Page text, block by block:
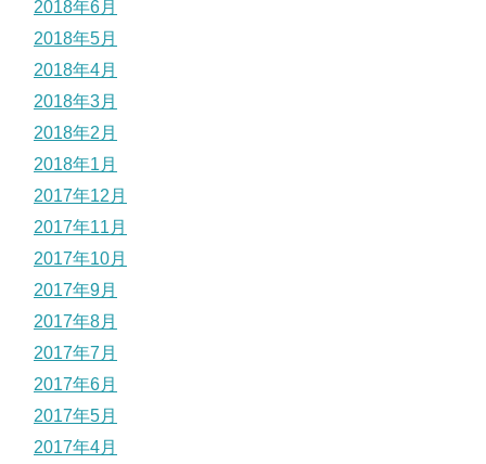
2018年6月
2018年5月
2018年4月
2018年3月
2018年2月
2018年1月
2017年12月
2017年11月
2017年10月
2017年9月
2017年8月
2017年7月
2017年6月
2017年5月
2017年4月